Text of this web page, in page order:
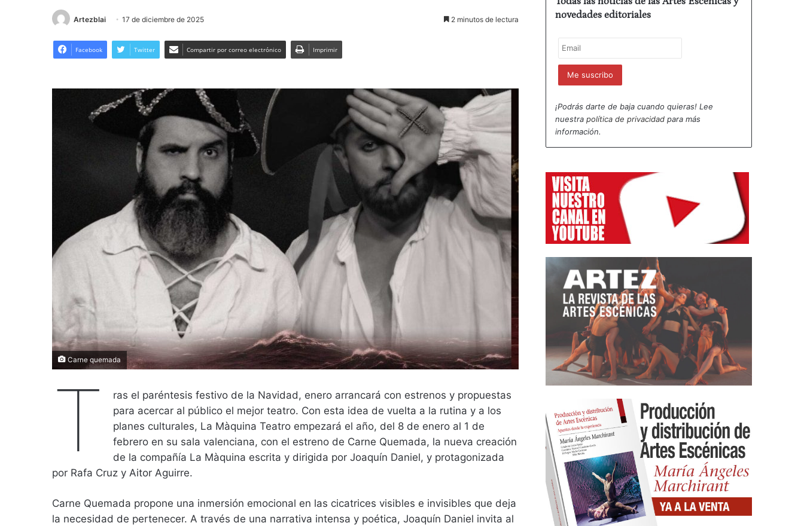
Artezblai 17 de diciembre de 2025 2 minutos de lectura
Facebook Twitter Compartir por correo electrónico Imprimir
Carne quemada
T
ras el paréntesis festivo de la Navidad, enero arrancará con estrenos y propuestas
para acercar al público el mejor teatro. Con esta idea de vuelta a la rutina y a los
planes culturales, La Màquina Teatro empezará el año, del 8 de enero al 1 de
febrero en su sala valenciana, con el estreno de Carne Quemada, la nueva creación
de la compañía La Màquina escrita y dirigida por Joaquín Daniel, y protagonizada
por Rafa Cruz y Aitor Aguirre.
Carne Quemada propone una inmersión emocional en las cicatrices visibles e invisibles que deja
la necesidad de pertenecer. A través de una narrativa intensa y poética, Joaquín Daniel invita al
novedades editoriales
¡Podrás darte de baja cuando quieras! Lee
nuestrapolítica de privacidad para más
información.